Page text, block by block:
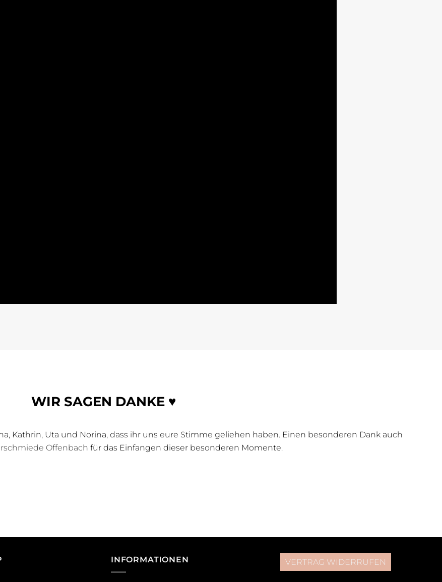
WIR SAGEN DANKE ♥
Kathrin, Uta und Norina, dass ihr uns eure Stimme geliehen haben. Einen besonderen Dank auch
Offenbach für das Einfangen dieser besonderen Momente.
INFORMATIONEN VERTRAG WIDERRUFEN